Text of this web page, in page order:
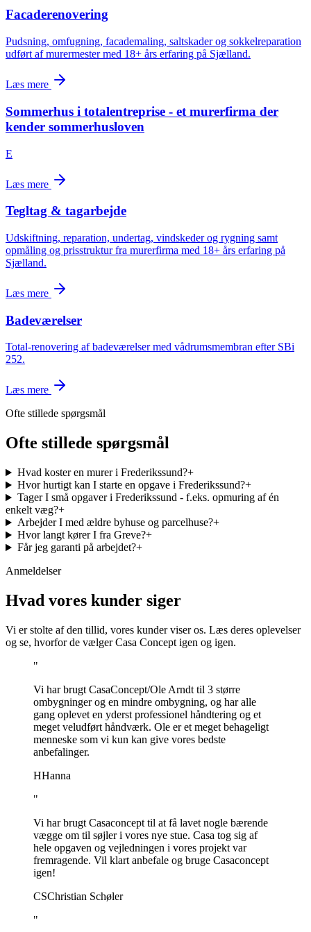
Facaderenovering
Pudsning, omfugning, facademaling, saltskader og sokkelreparation
udført af murermester med 18+ års erfaring på Sjælland.
Læs mere
Sommerhus i totalentreprise - et murerfirma der
kender sommerhusloven
E
Læs mere
Tegltag & tagarbejde
Udskiftning, reparation, undertag, vindskeder og rygning samt
opmåling og prisstruktur fra murerfirma med 18+ års erfaring på
Sjælland.
Læs mere
Badeværelser
Total-renovering af badeværelser med vådrumsmembran efter SBi
252.
Læs mere
Ofte stillede spørgsmål
Ofte stillede spørgsmål
Hvad koster en murer i Frederikssund?+
Hvor hurtigt kan I starte en opgave i Frederikssund?+
Tager I små opgaver i Frederikssund - f.eks. opmuring af én
enkelt væg?+
Arbejder I med ældre byhuse og parcelhuse?+
Hvor langt kører I fra Greve?+
Får jeg garanti på arbejdet?+
Anmeldelser
Hvad vores kunder siger
Vi er stolte af den tillid, vores kunder viser os. Læs deres oplevelser
og se, hvorfor de vælger Casa Concept igen og igen.
"
Vi har brugt CasaConcept/Ole Arndt til 3 større
ombygninger og en mindre ombygning, og har alle
gang oplevet en yderst professionel håndtering og et
meget veludført håndværk. Ole er et meget behageligt
menneske som vi kun kan give vores bedste
anbefalinger.
HHanna
"
Vi har brugt Casaconcept til at få lavet nogle bærende
vægge om til søjler i vores nye stue. Casa tog sig af
hele opgaven og vejledningen i vores projekt var
fremragende. Vil klart anbefale og bruge Casaconcept
igen!
CSChristian Schøler
"